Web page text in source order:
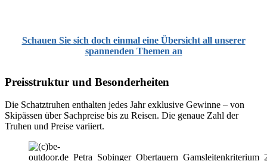
Schauen Sie sich doch einmal eine Übersicht all unserer
spannenden Themen an
Preisstruktur und Besonderheiten
Die Schatztruhen enthalten jedes Jahr exklusive Gewinne – von
Skipässen über Sachpreise bis zu Reisen. Die genaue Zahl der
Truhen und Preise variiert.